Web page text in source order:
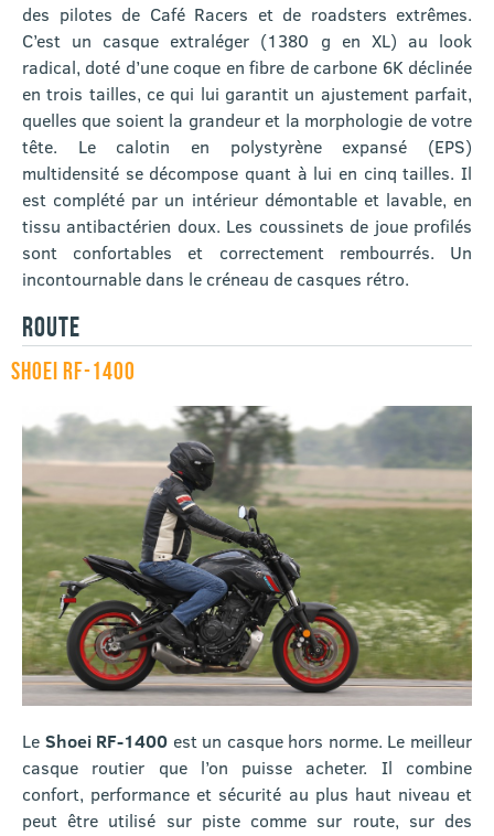
des pilotes de Café Racers et de roadsters extrêmes.
C’est un casque extraléger (1380 g en XL) au look
radical, doté d’une coque en fibre de carbone 6K déclinée
en trois tailles, ce qui lui garantit un ajustement parfait,
quelles que soient la grandeur et la morphologie de votre
tête. Le calotin en polystyrène expansé (EPS)
multidensité se décompose quant à lui en cinq tailles. Il
est complété par un intérieur démontable et lavable, en
tissu antibactérien doux. Les coussinets de joue profilés
sont confortables et correctement rembourrés. Un
incontournable dans le créneau de casques rétro.
ROUTE
SHOEI RF-1400
Le Shoei RF-1400 est un casque hors norme. Le meilleur
casque routier que l’on puisse acheter. Il combine
confort, performance et sécurité au plus haut niveau et
peut être utilisé sur piste comme sur route, sur des